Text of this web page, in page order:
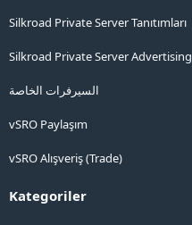
Silkroad Private Server Tanıtımları
Silkroad Private Server Advertising
السيرفرات الخاصة
vSRO Paylaşım
vSRO Alışveriş (Trade)
Kategoriler